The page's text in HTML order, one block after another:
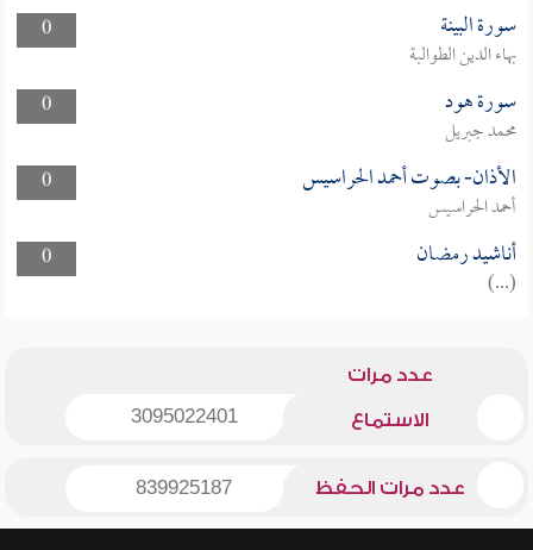
0
سورة البينة
بهاء الدين الطوالبة
0
سورة هود
محمد جبريل
0
الأذان- بصوت أحمد الحراسيس
أحمد الحراسيس
0
أناشيد رمضان
(...)
عدد مرات
الاستماع 3095022401
عدد مرات الحفظ 839925187